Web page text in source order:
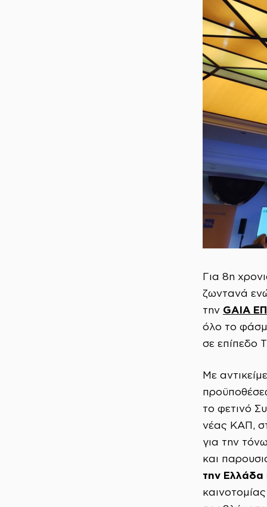
Για 8η
ζωντανά
την GAIA
όλο το
σε επίπεδο
Με
το φετινό
νέας ΚΑΠ,
για την
και
την Ελλάδα